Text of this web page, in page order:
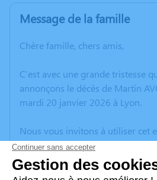
Message de la famille
Chère famille, chers amis,
C’est avec une grande tristesse
annonçons le décès de Martin
mardi 20 janvier 2026 à Lyon.
Nous vous invitons à utiliser cet
vos condoléances, partager des
anecdote ou exprimer vos
poèmes ou des textes. Cet